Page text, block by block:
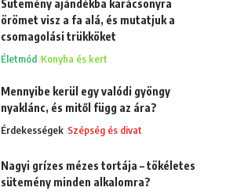
Sütemény ajándékba karácsonyra
örömet visz a fa alá, és mutatjuk a
csomagolási trükköket
Életmód Konyha és kert
Mennyibe kerül egy valódi gyöngy
nyaklánc, és mitől függ az ára?
Érdekességek Szépség és divat
Nagyi grízes mézes tortája – tökéletes
sütemény minden alkalomra?